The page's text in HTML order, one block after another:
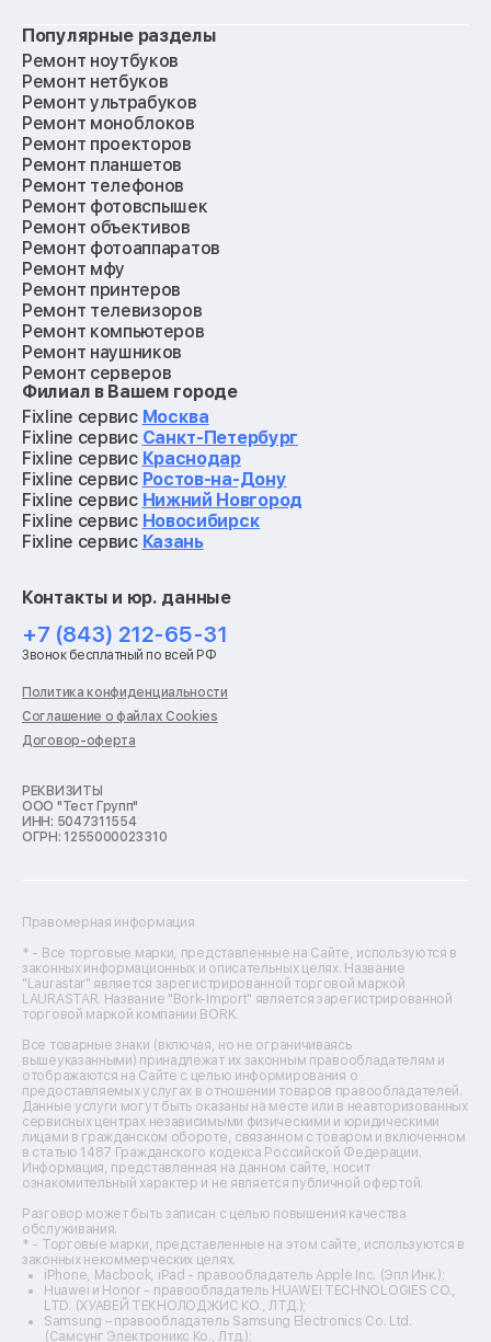
Популярные разделы
Ремонт ноутбуков
Ремонт нетбуков
Ремонт ультрабуков
Ремонт моноблоков
Ремонт проекторов
Ремонт планшетов
Ремонт телефонов
Ремонт фотовспышек
Ремонт объективов
Ремонт фотоаппаратов
Ремонт мфу
Ремонт принтеров
Ремонт телевизоров
Ремонт компьютеров
Ремонт наушников
Ремонт серверов
Ремонт мониторов
Ремонт квадрокоптеров
Ремонт электросамокатов
Ремонт материнских плат
Ремонт видеокарт
Ремонт кофемашин
Ремонт vr систем
Ремонт игровых приставок
Ремонт роботов-пылесосов
Ремонт холодильников
Ремонт стиральных машин
Ремонт пылесосов
Ремонт варочных панелей
Ремонт духовых шкафов
Ремонт кондиционеров
Ремонт кухонных комбайнов
Ремонт морозильных камер
Ремонт отпаривателей
Ремонт плоттеров
Ремонт фенов
Ремонт цифровых биноклей
Ремонт тепловизоров
Ремонт массажных кресел
Ремонт водонагревателей
Ремонт вытяжек
Ремонт источников бесперебойного питания
Ремонт пароварок
Ремонт микшерных пультов
Ремонт dj-пультов
Ремонт кухонных плит
Ремонт стедикамов
Ремонт оптических прицелов
Ремонт электровелосипедов
Ремонт видеокамер
Ремонт эхолотов
Ремонт 3d-принтеров
Ремонт прицелов ночного видения
Ремонт винных шкафов
Ремонт выпрямителей
Ремонт сушилок для рук
Филиал в Вашем городе
Fixline сервис Москва
Fixline сервис Санкт-Петербург
Fixline сервис Краснодар
Fixline сервис Ростов-на-Дону
Fixline сервис Нижний Новгород
Fixline сервис Новосибирск
Fixline сервис Казань
Контакты и юр. данные
+7 (843) 212-65-31
Звонок бесплатный по всей РФ
Политика конфиденциальности
Соглашение о файлах Cookies
Договор-оферта
РЕКВИЗИТЫ
ООО "Тест Групп"
ИНН: 5047311554
ОГРН: 1255000023310
Правомерная информация
* - Все торговые марки, представленные на Сайте, используются в
законных информационных и описательных целях. Название
"Laurastar" является зарегистрированной торговой маркой
LAURASTAR. Название "Bork-Import" является зарегистрированной
торговой маркой компании BORK.
Все товарные знаки (включая, но не ограничиваясь
вышеуказанными) принадлежат их законным правообладателям и
отображаются на Сайте с целью информирования о
предоставляемых услугах в отношении товаров правообладателей.
Данные услуги могут быть оказаны на месте или в неавторизованных
сервисных центрах независимыми физическими и юридическими
лицами в гражданском обороте, связанном с товаром и включенном
в статью 1487 Гражданского кодекса Российской Федерации.
Информация, представленная на данном сайте, носит
ознакомительный характер и не является публичной офертой.
Разговор может быть записан с целью повышения качества
обслуживания.
* - Торговые марки, представленные на этом сайте, используются в
законных некоммерческих целях.
iPhone, Macbook, iPad - правообладатель Apple Inc. (Эпл Инк.);
Huawei и Honor - правообладатель HUAWEI TECHNOLOGIES CO.,
LTD. (ХУАВЕЙ ТЕКНОЛОДЖИС КО., ЛТД.);
Samsung – правообладатель Samsung Electronics Co. Ltd.
(Самсунг Электроникс Ко., Лтд.);